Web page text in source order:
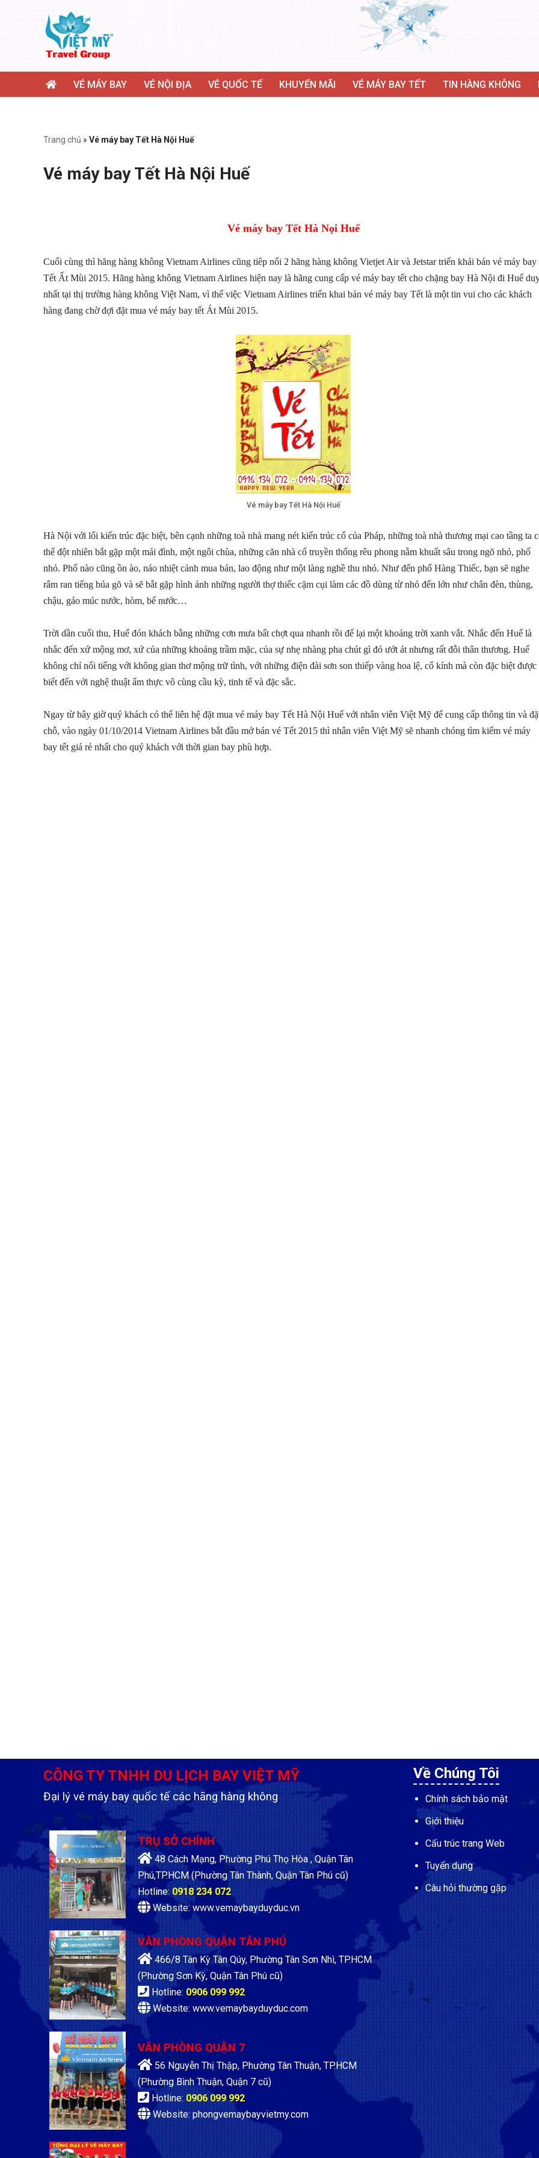
VÉ MÁY BAY VÉ NỘI ĐỊA VÉ QUỐC TẾ KHUYẾN MÃI VÉ MÁY BAY TẾT TIN HÀNG KHÔNG
Trang chủ » Vé máy bay Tết Hà Nội Huế
Vé máy bay Tết Hà Nội Huế
Vé máy bay Tết Hà Nọi Huế
Cuối cùng thì hãng hàng không Vietnam Airlines cũng tiêp nối 2 hãng hàng không Vietjet Air và Jetstar triển khải bán vé máy bay
Tết Ất Mùi 2015. Hãng hàng không Vietnam Airlines hiện nay là hãng cung cấp vé máy bay tết cho chặng bay Hà Nội đi Huế
nhất tại thị trường hàng không Việt Nam, vì thế việc Vietnam Airlines triển khai bán vé máy bay Tết là một tin vui cho các khách
hàng đang chờ đợi đặt mua vé máy bay tết Át Mùi 2015.
Vé máy bay Tết Hà Nội Huế
Hà Nội với lối kiến trúc đặc biệt, bên cạnh những toà nhà mang nét kiến trúc cổ của Pháp, những toà nhà thương mại cao tầng ta
thể đột nhiên bắt gặp một mái đình, một ngôi chùa, những căn nhà cổ truyền thống rêu phong nằm khuất sâu trong ngõ nhỏ, phố
nhỏ. Phố nào cũng ồn ào, náo nhiệt cảnh mua bán, lao động như một làng nghề thu nhỏ. Như đến phố Hàng Thiếc, bạn sẽ nghe
râm ran tiếng búa gõ và sẽ bắt gặp hình ảnh những người thợ thiếc cặm cụi làm các đồ dùng từ nhỏ đến lớn như chân đèn, thùng,
chậu, gáo múc nước, hòm, bể nước…
Trời dần cuối thu, Huế đón khách bằng những cơn mưa bất chợt qua nhanh rồi để lại một khoảng trời xanh vắt. Nhắc đến Huế là
nhắc đến xứ mộng mơ, xứ của những khoảng trầm mặc, của sự nhẹ nhàng pha chút gì đó ướt át nhưng rất đỗi thân thương. Huế
không chỉ nổi tiếng với không gian thơ mộng trữ tình, với những điện đài sơn son thiếp vàng hoa lệ, cổ kính mà còn đặc biệt được
biết đến với nghệ thuật ẩm thực vô cùng cầu kỳ, tinh tế và đặc sắc.
Ngay từ bây giờ quý khách có thế liên hệ đặt mua vé máy bay Tết Hà Nội Huế với nhân viên Việt Mỹ để cung cấp thông tin và
chỗ, vào ngày 01/10/2014 Vietnam Airlines bắt đầu mở bán vé Tết 2015 thì nhân viên Việt Mỹ sẽ nhanh chóng tìm kiếm vé máy
bay tết giá rẻ nhất cho quý khách với thời gian bay phù hợp.
CÔNG TY TNHH DU LỊCH BAY VIỆT MỸ
Đại lý vé máy bay quốc tế các hãng hàng không
TRỤ SỞ CHÍNH
48 Cách Mạng, Phường Phú Thọ Hòa , Quận Tân
Phú,TP.HCM(Phường Tân Thành, Quận Tân Phú cũ)
Hotline: 0918 234 072
Website: www.vemaybayduyduc.vn
VĂN PHÒNG QUẬN TÂN PHÚ
466/8 Tân Kỳ Tân Qúy, Phường Tân Sơn Nhì, TP.HCM
(Phường Sơn Kỳ, Quận Tân Phú cũ)
Hotline: 0906 099 992
Website: www.vemaybayduyduc.com
VĂN PHÒNG QUẬN 7
56 Nguyễn Thị Thập, Phường Tân Thuận, TP.HCM
(Phường Bình Thuận, Quận 7 cũ)
Hotline: 0906 099 992
Website: phongvemaybayvietmy.com
Về Chúng Tôi
Chính sách bảo mật
Giới thiệu
Cấu trúc trang Web
Tuyển dụng
Câu hỏi thường gặp